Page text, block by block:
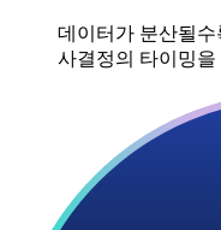
데이터가 분산될수
사결정의 타이밍